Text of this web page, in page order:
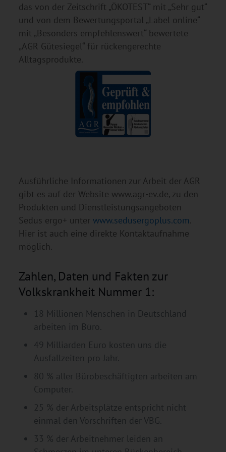
das von der Zeitschrift „ÖKOTEST“ mit „Sehr gut“
und von dem Bewertungsportal „Label online“
mit „Besonders empfehlenswert“ bewertete
„AGR Gütesiegel“ für rückengerechte
Alltagsprodukte.
Ausführliche Informationen zur Arbeit der AGR
gibt es auf der Website www.agr-ev.de, zu den
Produkten und Dienstleistungsangeboten
Sedus ergo+ unter www.sedusergoplus.com.
Hier ist auch eine direkte Kontaktaufnahme
möglich.
Zahlen, Daten und Fakten zur
Volkskrankheit Nummer 1:
18 Millionen Menschen in Deutschland
arbeiten im Büro.
49 Milliarden Euro kosten uns die
Ausfallzeiten pro Jahr.
80 % aller Bürobeschäftigten arbeiten am
Computer.
25 % der Arbeitsplätze entspricht nicht
einmal den Vorschriften der VBG.
33 % der Arbeitnehmer leiden an